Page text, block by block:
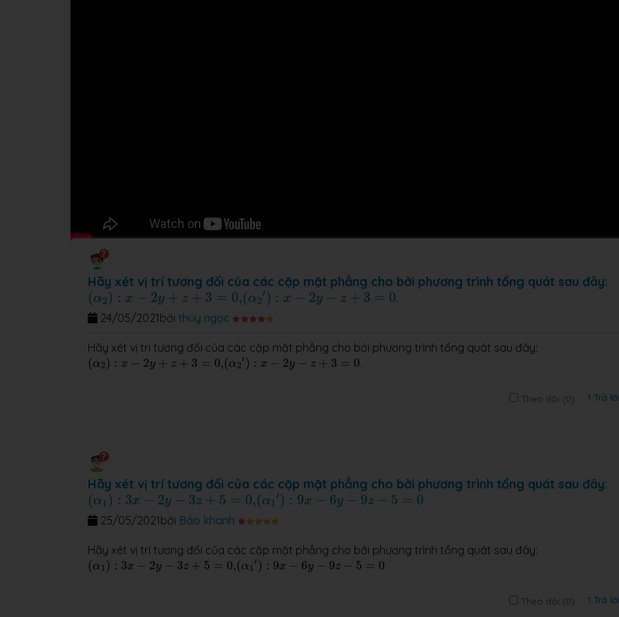
Hãy xét vị trí tương đối của các cặp mặt phẳng cho bởi phương trình tổng quát sau đây:
(α2) : x − 2y + z + 3 = 0,
(α2) :x−2 y +z +3=0, (α2
′) : x − 2y − z + 3 = 0
(α2′): x−2y−z+ 3=0 .
bởi thúy ngọc
24/05/2021
Hãy xét vị trí tương đối của các cặp mặt phẳng cho bởi phương trình tổng quát sau đây:
(α2 ) : x − 2y + z + 3 = 0,
( 2) y +z 0, (α2
′ ) : x − 2y − z + 3 = 0
(α2′):x−2y−z +3 =0 .
Theo dõi (0) 1 Trả lời
Hãy xét vị trí tương đối của các cặp mặt phẳng cho bởi phương trình tổng quát sau đây:
(α1) : 3x − 2y − 3z + 5 = 0,
(α1) 3x− 2 y −3 z+5=0 (α1
′) : 9x − 6y − 9z − 5 = 0
(α1 ′):9x−6y−9z−5= 0
bởi Bảo khanh
25/05/2021
Hãy xét vị trí tương đối của các cặp mặt phẳng cho bởi phương trình tổng quát sau đây:
(α1 ) : 3x − 2y − 3z + 5 = 0,
( α 1) 3 x−2 −3z =0 (α1
′ ) : 9x − 6y − 9z − 5 = 0
(α 1′):9 x−6 y−9z −5=0
Theo dõi (0) 1 Trả lời